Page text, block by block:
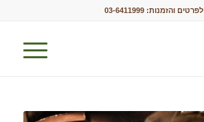
לפרטים והזמנות: 03-6411999